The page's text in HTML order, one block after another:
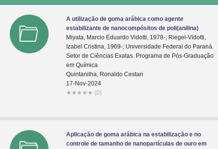
A utilização de goma arábica como agente
estabilizante de nanocompósitos de poli(anilina)
Miyata, Marcio Eduardo Vidotti, 1978-; Riegel-Vidotti,
Izabel Cristina, 1969-; Universidade Federal do Paraná.
Setor de Ciências Exatas. Programa de Pós-Graduação
em Química
Quintanilha, Ronaldo Cestari
17-Nov-2024
★ ★ ★ ★ ★ (0)
Aplicação de goma arábica na estabilização e no
controle de tamanho de nanopartículas de ouro em